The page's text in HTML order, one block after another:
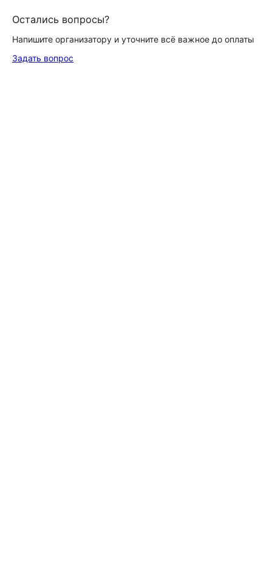
Остались вопросы?
Напишите организатору и уточните всё важное до оплаты
Задать вопрос